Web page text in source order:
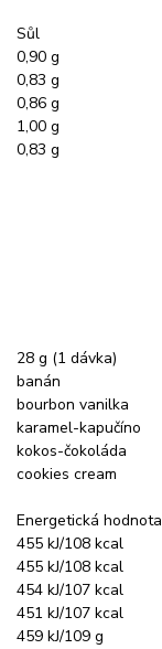
Sůl
0,90 g
0,83 g
0,86 g
1,00 g
0,83 g
28 g (1 dávka)
banán
bourbon vanilka
karamel-kapučíno
kokos-čokoláda
cookies cream
Energetická hodnota
455 kJ/108 kcal
455 kJ/108 kcal
454 kJ/107 kcal
451 kJ/107 kcal
459 kJ/109 g